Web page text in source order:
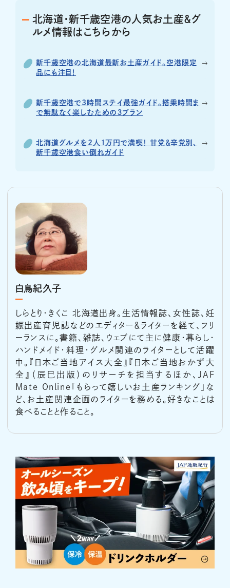
北海道・新千歳空港の人気お土産＆グ
ルメ情報はこちらから
新千歳空港の北海道最新お土産ガイド。空港限定
品にも注目！
新千歳空港で3時間ステイ最強ガイド。搭乗時間ま
で無駄なく楽しむための３プラン
北海道グルメを2人1万円で満喫！ 甘党＆辛党別、
新千歳空港食い倒れガイド
白鳥紀久子
しらとり・きくこ 北海道出身。生活情報誌、女性誌、妊
娠出産育児誌などのエディター＆ライターを経て、フリ
ーランスに。書籍、雑誌、ウェブにて主に健康・暮らし・
ハンドメイド・料理・グルメ関連のライターとして活躍
中。『日本ご当地アイス大全』『日本ご当地おかず大
全』（辰巳出版）のリサーチを担当するほか、JAF
Mate Online「もらって嬉しいお土産ランキング」な
ど、お土産関連企画のライターを務める。好きなことは
食べることと作ること。